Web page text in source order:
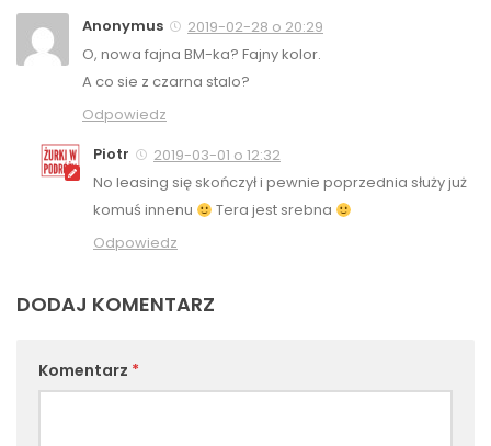
Anonymus
2019-02-28 o 20:29
O, nowa fajna BM-ka? Fajny kolor.
A co sie z czarna stalo?
Odpowiedz
Piotr
2019-03-01 o 12:32
No leasing się skończył i pewnie poprzednia służy już
komuś innenu
Tera jest srebna
Odpowiedz
DODAJ KOMENTARZ
Komentarz *